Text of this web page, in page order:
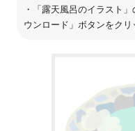
・「露天風呂のイラスト
ウンロード」ボタンをクリ